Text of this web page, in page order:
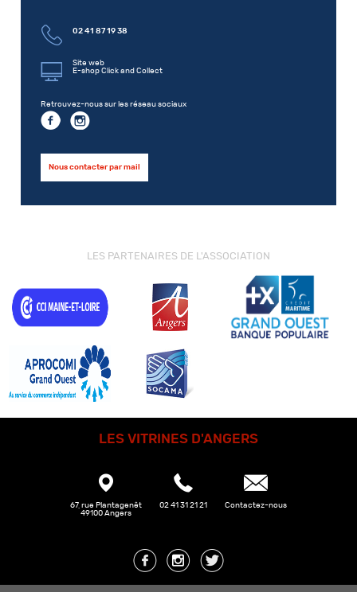
02 41 87 19 38
Site web
E-shop Click and Collect
Retrouvez-nous sur les réseau sociaux
Nous contacter par mail
LES PARTENAIRES DE L'ASSOCIATION
LES VITRINES D'ANGERS
67, rue Plantagenêt
49100 Angers
02 41 31 21 21 Contactez-nous